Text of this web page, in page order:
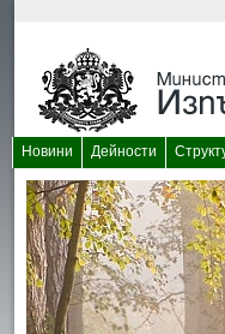
Новини Дейности